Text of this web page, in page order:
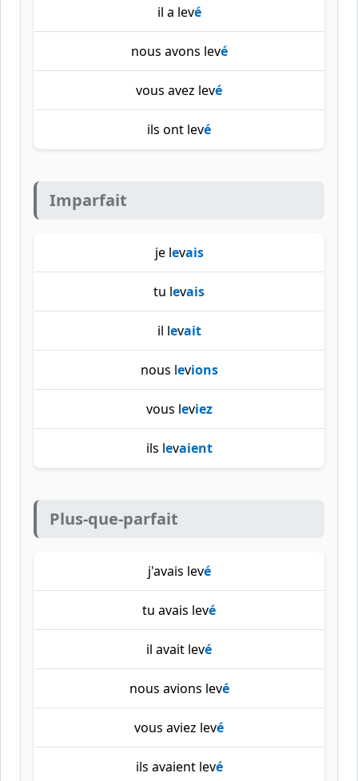
il a levé
nous avons levé
vous avez levé
ils ont levé
Imparfait
je levais
tu levais
il levait
nous levions
vous leviez
ils levaient
Plus-que-parfait
j'avais levé
tu avais levé
il avait levé
nous avions levé
vous aviez levé
ils avaient levé